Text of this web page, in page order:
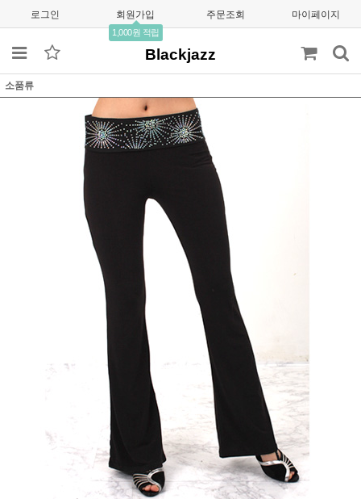
로그인 회원가입
1,000원 적립
주문조회 마이페이지
Blackjazz
소품류